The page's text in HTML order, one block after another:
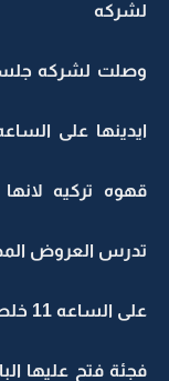
لشركه
وصلت لشركه
ايدينها على
قهوه تركيه
تدرس العروض
على الساعه 11 خلصت شغلها وتسندت على الكرسي تريح
فجئة فتح عليها